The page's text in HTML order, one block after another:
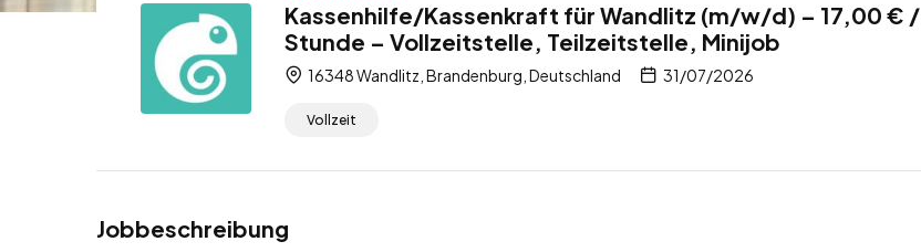
Kassenhilfe/Kassenkraft für Wandlitz (m/w/d) – 17,00 € /
Stunde – Vollzeitstelle, Teilzeitstelle, Minijob
16348 Wandlitz, Brandenburg, Deutschland 31/07/2026
Vollzeit
Jobbeschreibung